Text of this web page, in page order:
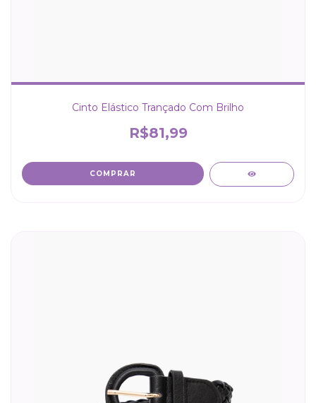
Cinto Elástico Trançado Com Brilho
R$81,99
COMPRAR